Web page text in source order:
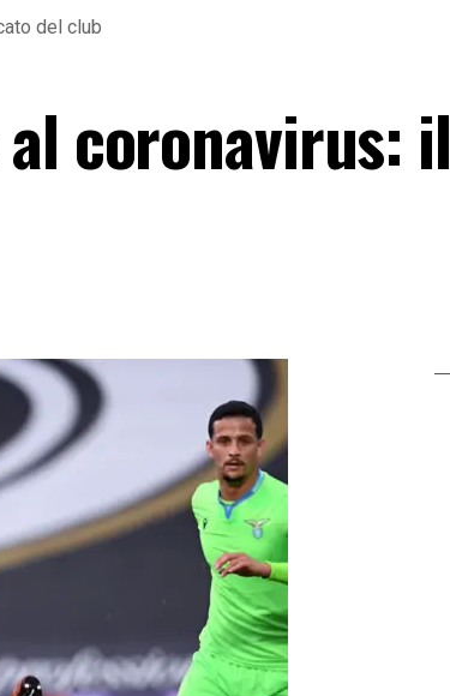
del club
coronavirus: il